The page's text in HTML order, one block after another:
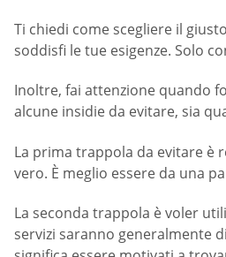
Ti chiedi come scegliere il
soddisfi le tue esigenze. Solo
Inoltre, fai attenzione quando
alcune insidie da evitare, sia
La prima trappola da evitare è
vero. È meglio essere da una
La seconda trappola è voler
servizi saranno generalmente